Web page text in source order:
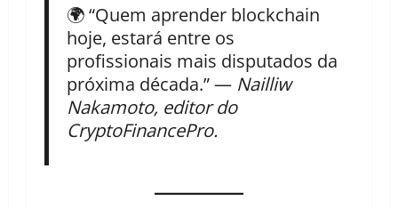
🌍 “Quem aprender blockchain
hoje, estará entre os
profissionais mais disputados da
próxima década.” — Nailliw
Nakamoto, editor do
CryptoFinancePro.